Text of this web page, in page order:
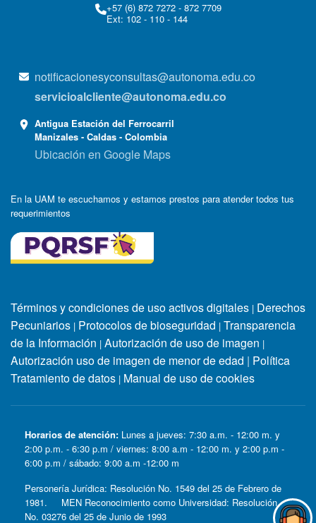
+57 (6) 872 7272 - 872 7709
Ext: 102 - 110 - 144
notificacionesyconsultas@autonoma.edu.co
servicioalcliente@autonoma.edu.co
Antigua Estación del Ferrocarril
Manizales - Caldas - Colombia
Ubicación en Google Maps
En la UAM te escuchamos y estamos prestos para atender todos tus
requerimientos
Términos y condiciones de uso activos digitales | Derechos
Pecuniarios | Protocolos de bioseguridad | Transparencia
de la Información | Autorización de uso de imagen |
Autorización uso de imagen de menor de edad | Política
Tratamiento de datos | Manual de uso de cookies
Horarios de atención: Lunes a jueves: 7:30 a.m. - 12:00 m. y
2:00 p.m. - 6:30 p.m / viernes: 8:00 a.m - 12:00 m. y 2:00 p.m -
6:00 p.m / sábado: 9:00 a.m -12:00 m
Personería Jurídica: Resolución No. 1549 del 25 de Febrero de
1981. MEN Reconocimiento como Universidad: Resolución
No. 03276 del 25 de Junio de 1993